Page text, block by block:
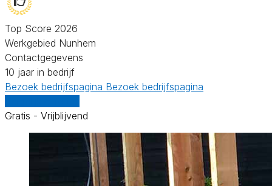
Top Score 2026
Werkgebied Nunhem
Contactgegevens
10 jaar in bedrijf
Bezoek bedrijfspagina Bezoek bedrijfspagina
Gratis - Vrijblijvend